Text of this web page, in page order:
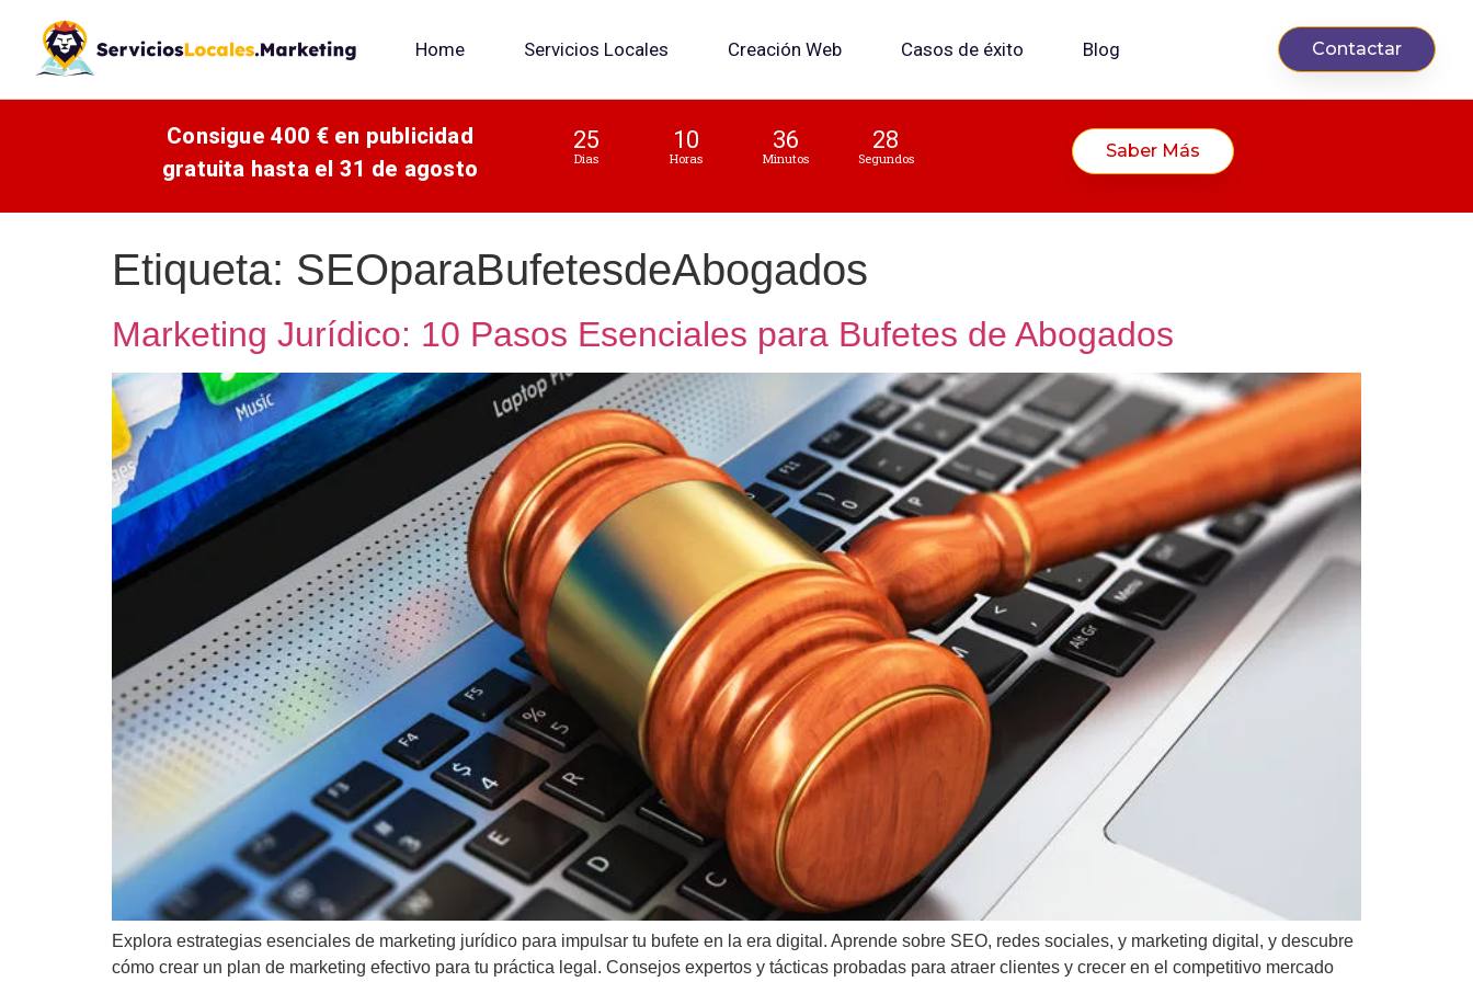
Home Servicios Locales Creación Web Casos de éxito Blog Contactar
Consigue 400 € en publicidad
gratuita hasta el 31 de agosto
25
Dias
10
Horas
36
Minutos
28
Segundos Saber Más
Etiqueta: SEOparaBufetesdeAbogados
Marketing Jurídico: 10 Pasos Esenciales para Bufetes de Abogados
Explora estrategias esenciales de marketing jurídico para impulsar tu bufete en la era digital. Aprende sobre SEO, redes sociales, y marketing digital, y descubre
cómo crear un plan de marketing efectivo para tu práctica legal. Consejos expertos y tácticas probadas para atraer clientes y crecer en el competitivo mercado